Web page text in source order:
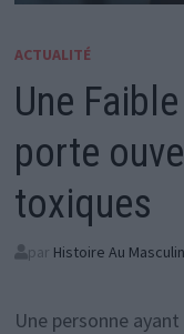
ACTUALITÉ
Une
porte
toxiques
par Histoire Au Masculin
Une personne